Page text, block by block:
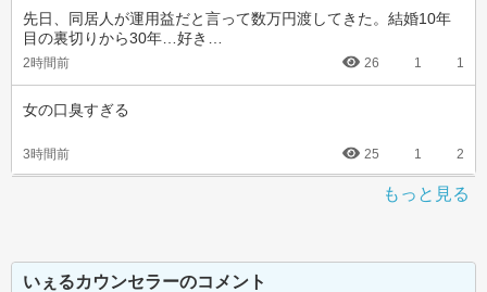
先日、同居人が運用益だと言って数万円渡してきた。結婚10年
目の裏切りから30年…好き…
2時間前 26 1 1
女の口臭すぎる
3時間前 25 1 2
もっと見る
いぇるカウンセラーのコメント